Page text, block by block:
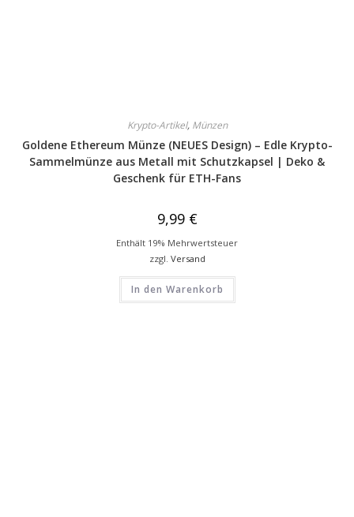
Krypto-Artikel, Münzen
Goldene Ethereum Münze (NEUES Design) – Edle Krypto-
Sammelmünze aus Metall mit Schutzkapsel | Deko &
Geschenk für ETH-Fans
9,99 €
Enthält 19% Mehrwertsteuer
zzgl. Versand
In den Warenkorb